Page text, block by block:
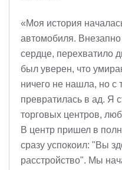
«Моя история
автомобиля.
сердце, перехватило
был уверен, что
ничего не нашла, но с
превратилась в ад. Я
торговых центров,
В центр пришел в
сразу успокоил: "Вы
расстройство". Мы